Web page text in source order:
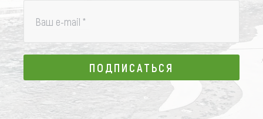
Ваш e-mail *
ПОДПИСАТЬСЯ
ПОДПИСАТЬСЯ